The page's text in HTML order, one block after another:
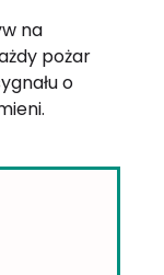
na
pożar
o